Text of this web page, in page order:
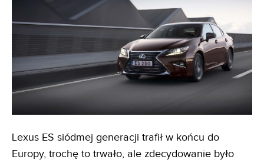
Lexus ES siódmej generacji trafił w końcu do
Europy, trochę to trwało, ale zdecydowanie było